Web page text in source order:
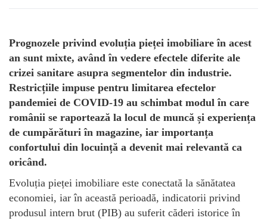
Prognozele privind evoluția pieței imobiliare în acest
an sunt mixte, având în vedere efectele diferite ale
crizei sanitare asupra segmentelor din industrie.
Restricțiile impuse pentru limitarea efectelor
pandemiei de COVID-19 au schimbat modul în care
românii se raportează la locul de muncă și experiența
de cumpărături în magazine, iar importanța
confortului din locuință a devenit mai relevantă ca
oricând.
Evoluția pieței imobiliare este conectată la sănătatea
economiei, iar în această perioadă, indicatorii privind
produsul intern brut (PIB) au suferit căderi istorice în